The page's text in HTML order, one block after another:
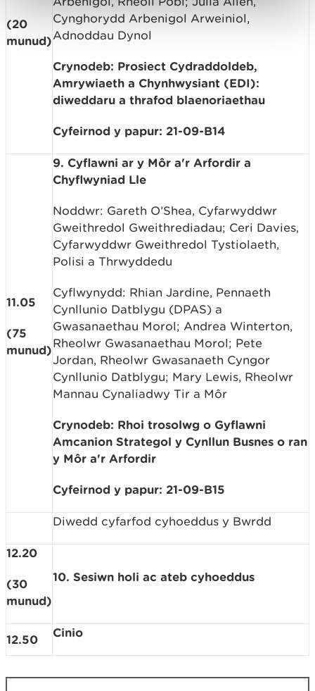
(20
munud)
Cynghorydd Arbenigol Arweiniol,
Adnoddau Dynol
Crynodeb: Prosiect Cydraddoldeb,
Amrywiaeth a Chynhwysiant (EDI):
diweddaru a thrafod blaenoriaethau
Cyfeirnod y papur: 21-09-B14
11.05
(75
munud)
9. Cyflawni ar y Môr a'r Arfordir a
Chyflwyniad Lle
Noddwr: Gareth O’Shea, Cyfarwyddwr
Gweithredol Gweithrediadau; Ceri Davies,
Cyfarwyddwr Gweithredol Tystiolaeth,
Polisi a Thrwyddedu
Cyflwynydd: Rhian Jardine, Pennaeth
Cynllunio Datblygu (DPAS) a
Gwasanaethau Morol; Andrea Winterton,
Rheolwr Gwasanaethau Morol; Pete
Jordan, Rheolwr Gwasanaeth Cyngor
Cynllunio Datblygu; Mary Lewis, Rheolwr
Mannau Cynaliadwy Tir a Môr
Crynodeb: Rhoi trosolwg o Gyflawni
Amcanion Strategol y Cynllun Busnes o ran
y Môr a'r Arfordir
Cyfeirnod y papur: 21-09-B15
Diwedd cyfarfod cyhoeddus y Bwrdd
12.20
(30
munud)
10. Sesiwn holi ac ateb cyhoeddus
12.50
Cinio